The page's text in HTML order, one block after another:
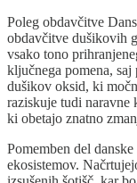
Poleg obdavčitve
obdavčitve dušikovih
vsako tono
ključnega pomena,
dušikov oksid, ki
raziskuje tudi naravne
ki obetajo znatno
Pomemben del
ekosistemov.